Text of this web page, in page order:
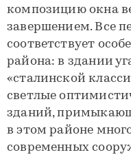
композицию окна
завершением. Все
соответствует
района: в здании
«сталинской
светлые
зданий,
в этом районе
современных